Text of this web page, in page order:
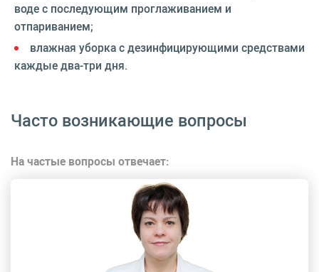
воде с последующим проглаживанием и
отпариванием;
влажная уборка с дезинфицирующими средствами
каждые два-три дня.
Часто возникающие вопросы
На частые вопросы отвечает: